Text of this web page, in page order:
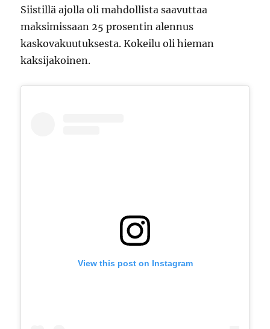
Siistillä ajolla oli mahdollista saavuttaa
maksimissaan 25 prosentin alennus
kaskovakuutuksesta. Kokeilu oli hieman
kaksijakoinen.
View this post on Instagram